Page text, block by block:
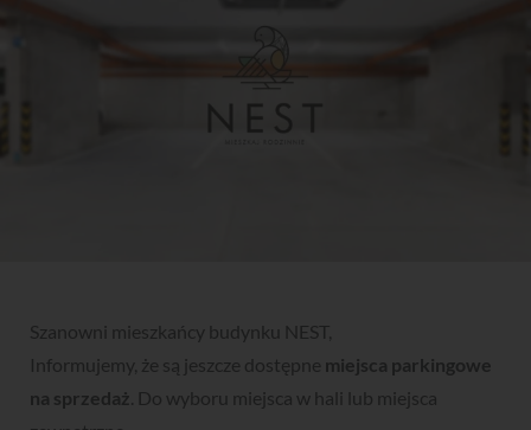
Szanowni mieszkańcy budynku NEST,
Informujemy, że są jeszcze dostępne miejsca parkingowe
na sprzedaż . Do wyboru miejsca w hali lub miejsca